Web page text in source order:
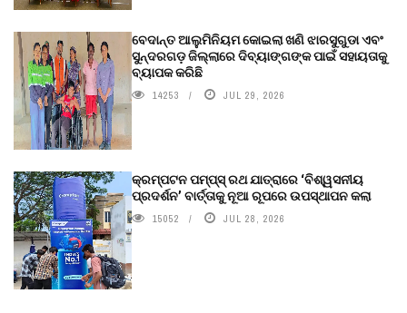
ବେଦାନ୍ତ ଆଲୁମିନିୟମ କୋଇଲା ଖଣି ଝାରସୁଗୁଡା ଏବଂ
ସୁନ୍ଦରଗଡ଼ ଜିଲ୍ଲାରେ ଦିବ୍ୟାଙ୍ଗଙ୍କ ପାଇଁ ସହାୟତାକୁ
ବ୍ୟାପକ କରିଛି
14253 JUL 29, 2026
କ୍ରମ୍ପଟନ ପମ୍ପ୍‌ସ୍‌ ରଥ ଯାତ୍ରାରେ ‘ବିଶ୍ୱସନୀୟ
ପ୍ରଦର୍ଶନ’ ବାର୍ତ୍ତାକୁ ନୂଆ ରୂପରେ ଉପସ୍ଥାପନ କଲା
15052 JUL 28, 2026